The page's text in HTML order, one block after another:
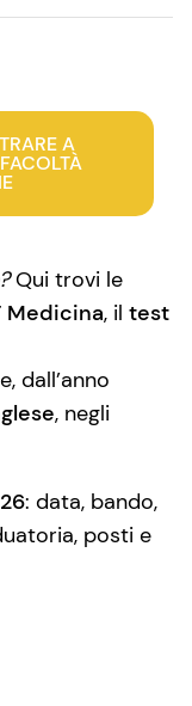
A
Qui trovi le
Medicina, il test
e, dall’anno
, negli
6: data, bando,
posti e